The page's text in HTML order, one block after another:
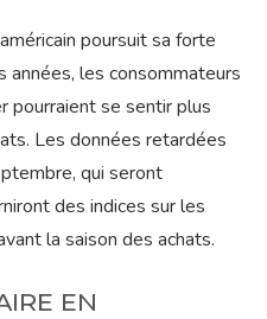
poursuit sa forte
années, les consommateurs
pourraient se sentir plus
Les données retardées
qui seront
des indices sur les
la saison des achats.
EN